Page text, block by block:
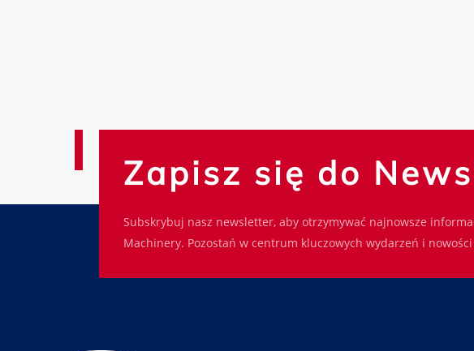
Zapisz się do
Subskrybuj nasz newsletter, aby otrzymywać najnowsze
Machinery. Pozostań w centrum kluczowych wydarzeń i